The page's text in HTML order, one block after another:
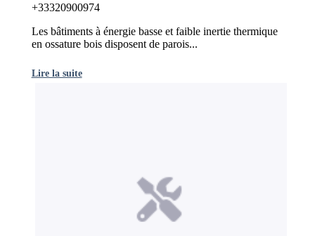
+33320900974
Les bâtiments à énergie basse et faible inertie thermique
en ossature bois disposent de parois...
Lire la suite